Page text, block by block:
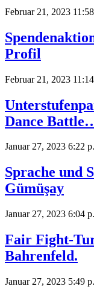
Februar 21, 2023
Profil
Februar 21, 2023
Dance
Januar 27, 2023 6:22
Sprache und
Gümüşay
Januar 27, 2023 6:04
Fair Fight-
Bahrenfeld.
Januar 27, 2023 5:49